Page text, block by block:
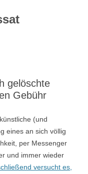
gelöschte
Gebühr
(und
eines an sich völlig
per Messenger
und immer wieder
versucht es,